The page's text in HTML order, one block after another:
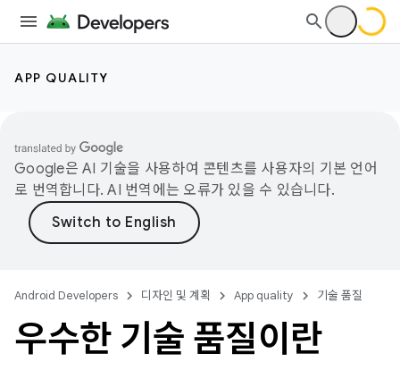
APP QUALITY
Google은 AI 기술을 사용하여 콘텐츠를 사용자의 기본 언어
로 번역합니다. AI 번역에는 오류가 있을 수 있습니다.
Android Developers 디자인 및 계획 App quality 기술 품질
우수한 기술 품질이란